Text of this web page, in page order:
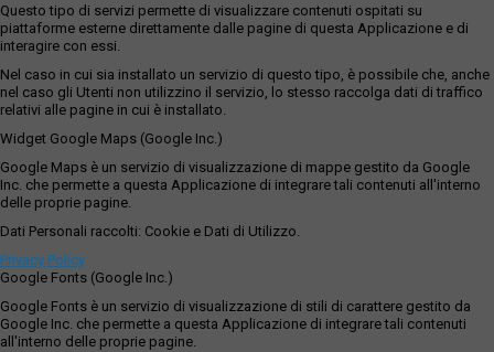
Questo tipo di servizi permette di visualizzare contenuti ospitati su
piattaforme esterne direttamente dalle pagine di questa Applicazione e di
interagire con essi.
Nel caso in cui sia installato un servizio di questo tipo, è possibile che, anche
nel caso gli Utenti non utilizzino il servizio, lo stesso raccolga dati di traffico
relativi alle pagine in cui è installato.
Widget Google Maps (Google Inc.)
Google Maps è un servizio di visualizzazione di mappe gestito da Google
Inc. che permette a questa Applicazione di integrare tali contenuti all'interno
delle proprie pagine.
Dati Personali raccolti: Cookie e Dati di Utilizzo.
Privacy Policy
Google Fonts (Google Inc.)
Google Fonts è un servizio di visualizzazione di stili di carattere gestito da
Google Inc. che permette a questa Applicazione di integrare tali contenuti
all'interno delle proprie pagine.